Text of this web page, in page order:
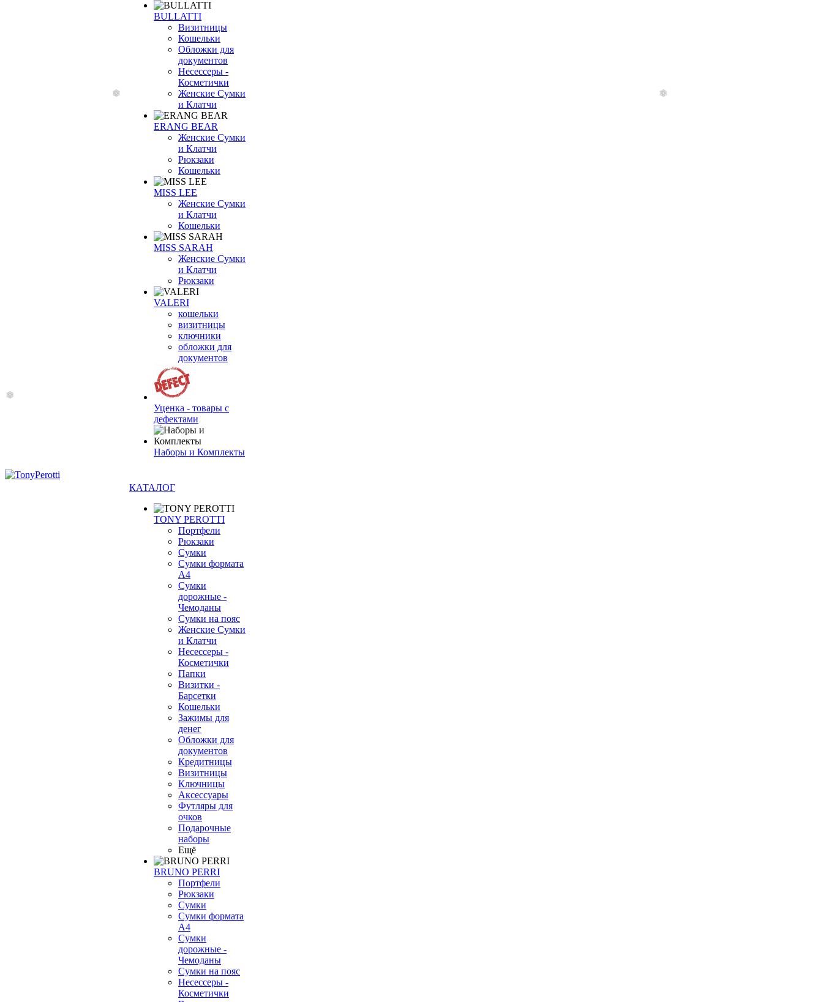
BULLATTI
Визитницы
Кошельки
Обложки для
документов
Несессеры -
Косметички
Женские Сумки
и Клатчи
ERANG BEAR
Женские Сумки
и Клатчи
Рюкзаки
Кошельки
MISS LEE
Женские Сумки
и Клатчи
Кошельки
MISS SARAH
Женские Сумки
и Клатчи
Рюкзаки
VALERI
кошельки
визитницы
ключники
обложки для
документов
Уценка - товары с
дефектами
Наборы и Комплекты
КАТАЛОГ
TONY PEROTTI
Портфели
Рюкзаки
Сумки
Сумки формата
А4
Сумки
дорожные -
Чемоданы
Сумки на пояс
Женские Сумки
и Клатчи
Несессеры -
Косметички
Папки
Визитки -
Барсетки
Кошельки
Зажимы для
денег
Обложки для
документов
Кредитницы
Визитницы
Ключницы
Аксессуары
Футляры для
очков
Подарочные
наборы
Ещё
BRUNO PERRI
Портфели
Рюкзаки
Сумки
Сумки формата
А4
Сумки
дорожные -
Чемоданы
Сумки на пояс
Несессеры -
Косметички